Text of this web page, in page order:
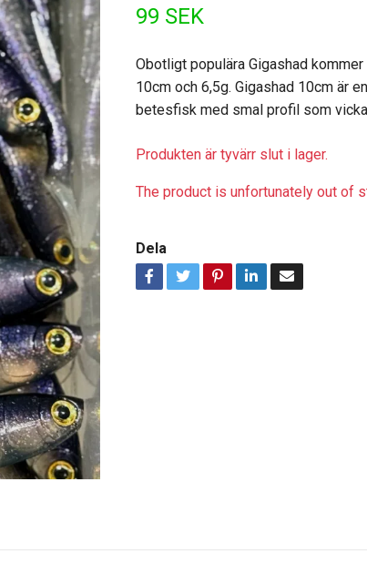
99 SEK
Obotligt populära Gigashad
10cm och 6,5g. Gigashad 10cm är
betesfisk med smal profil som
Produkten är tyvärr slut i lager.
The product is unfortunately out of
Dela